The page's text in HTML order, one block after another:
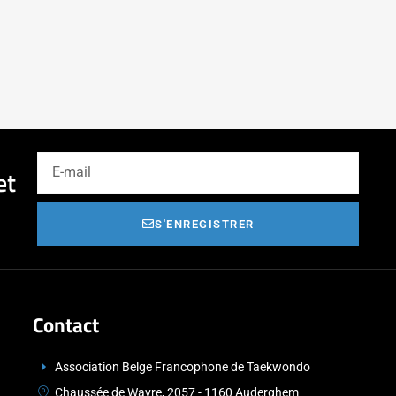
S'ENREGISTRER
Contact
Association Belge Francophone de Taekwondo
Chaussée de Wavre, 2057 - 1160 Auderghem